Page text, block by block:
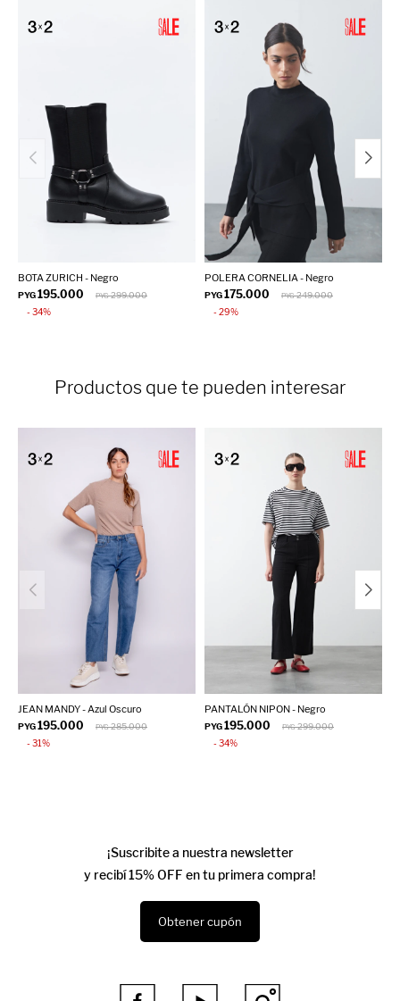
BOTA ZURICH - Negro
PYG195.000 PYG 299.000
34
POLERA CORNELIA - Negro
PYG175.000 PYG 249.000
29
Productos que te pueden interesar
JEAN MANDY - Azul Oscuro
PYG195.000 PYG 285.000
31
PANTALÓN NIPON - Negro
PYG195.000 PYG 299.000
34
¡Suscribite a nuestra newsletter
y recibí 15% OFF en tu primera compra!
Obtener cupón